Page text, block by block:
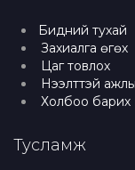
Бидний тухай
Захиалга өгөх
Цаг товлох
Нээлттэй
Холбоо барих
Тусламж